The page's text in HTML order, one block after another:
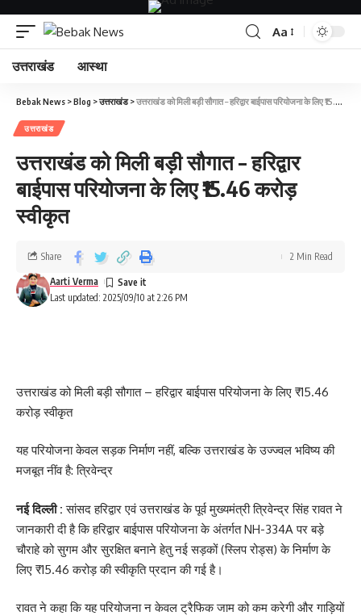
Aa
उत्तराखंड आस्था
Bebak News >Blog >उत्तराखंड>उत्तराखंड को मिली बड़ी सौगात – हरिद्वार बाईपास परियोजना के लिए ₹15.46 करोड़ स्वीकृत
उत्तराखंड
उत्तराखंड को मिली बड़ी सौगात – हरिद्वार
बाईपास परियोजना के लिए ₹15.46 करोड़
स्वीकृत
Last updated: 2025/09/10 at 2:26 PM
Aarti Verma
Share 2 Min Read
उत्तराखंड को मिली बड़ी सौगात – हरिद्वार बाईपास परियोजना के लिए ₹15.46
करोड़ स्वीकृत
यह परियोजना केवल सड़क निर्माण नहीं, बल्कि उत्तराखंड के उज्ज्वल भविष्य की
मजबूत नींव है: त्रिवेन्द्र
नई दिल्ली :सांसद हरिद्वार एवं उत्तराखंड के पूर्व मुख्यमंत्री त्रिवेन्द्र सिंह रावत ने
जानकारी दी है कि हरिद्वार बाईपास परियोजना के अंतर्गत NH-334A पर बड़े
चौराहे को सुगम और सुरक्षित बनाने हेतु नई सड़कों (स्लिप रोड्स) के निर्माण के
लिए ₹15.46 करोड़ की स्वीकृति प्रदान की गई है।
रावत ने कहा कि यह परियोजना न केवल ट्रैफिक जाम को कम करेगी और गाड़ियों